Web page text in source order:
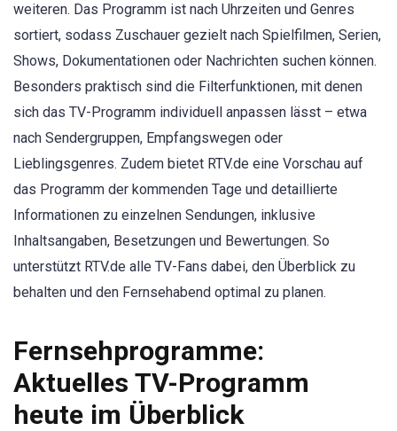
weiteren. Das Programm ist nach Uhrzeiten und Genres
sortiert, sodass Zuschauer gezielt nach Spielfilmen, Serien,
Shows, Dokumentationen oder Nachrichten suchen können.
Besonders praktisch sind die Filterfunktionen, mit denen
sich das TV-Programm individuell anpassen lässt – etwa
nach Sendergruppen, Empfangswegen oder
Lieblingsgenres. Zudem bietet RTV.de eine Vorschau auf
das Programm der kommenden Tage und detaillierte
Informationen zu einzelnen Sendungen, inklusive
Inhaltsangaben, Besetzungen und Bewertungen. So
unterstützt RTV.de alle TV-Fans dabei, den Überblick zu
behalten und den Fernsehabend optimal zu planen.
Fernsehprogramme:
Aktuelles TV-Programm
heute im Überblick